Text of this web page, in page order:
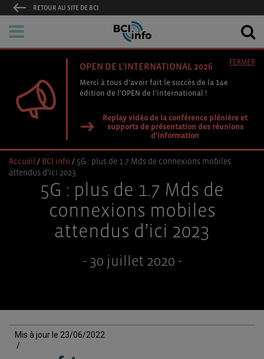
RETOUR AU SITE DE BCI
OPEN DE L'INTERNATIONAL 2026
Merci à tous d’avoir fait le succès de la 14e
édition de l’OPEN de l’international !
Replay vidéo de la conférence plénière et
supports de présentation des réunions
d'information
FERMER
Accueil / BCI info / 5G : plus de 1.7 Mds de connexions mobiles
attendus d’ici 2023
5G : plus de 1.7 Mds de
connexions mobiles
attendus d’ici 2023
- 30 juillet 2020 -
Mis à jour le 23/06/2022
/